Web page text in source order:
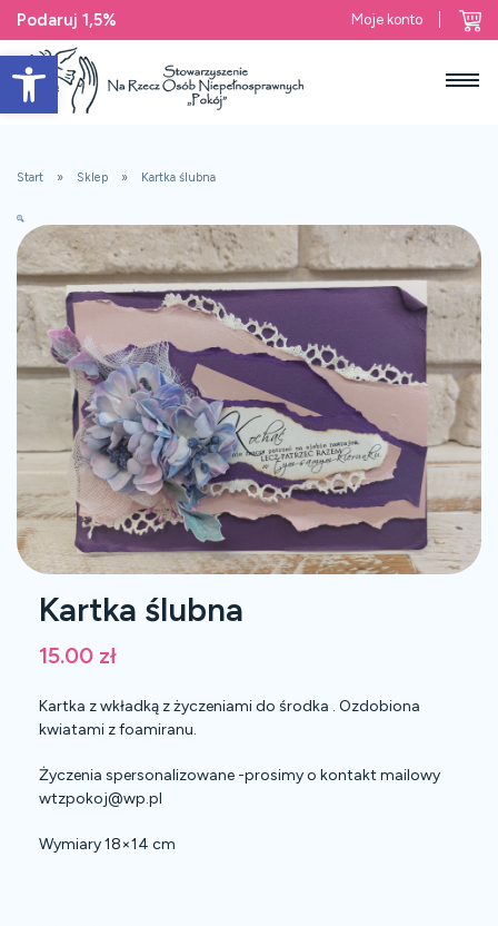
Open toolbar
Podaruj 1,5% Moje konto
Start Sklep Kartka ślubna
Kartka ślubna
15.00 zł
Kartka z wkładką z życzeniami do środka . Ozdobiona
kwiatami z foamiranu.
Życzenia spersonalizowane -prosimy o kontakt mailowy
wtzpokoj@wp.pl
Wymiary 18×14 cm